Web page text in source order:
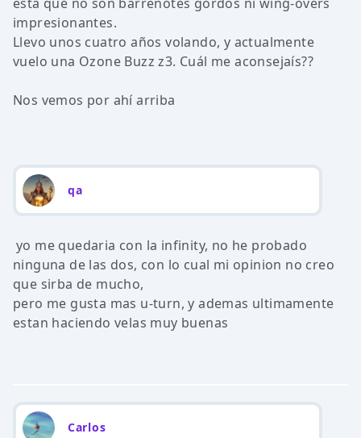
impresionantes.
Llevo unos cuatro años volando, y actualmente
vuelo una Ozone Buzz z3. Cuál me aconsejaís??
Nos vemos por ahí arriba
qa
yo me quedaria con la infinity, no he probado
ninguna de las dos, con lo cual mi opinion no creo
que sirba de mucho,
pero me gusta mas u-turn, y ademas ultimamente
estan haciendo velas muy buenas
Carlos